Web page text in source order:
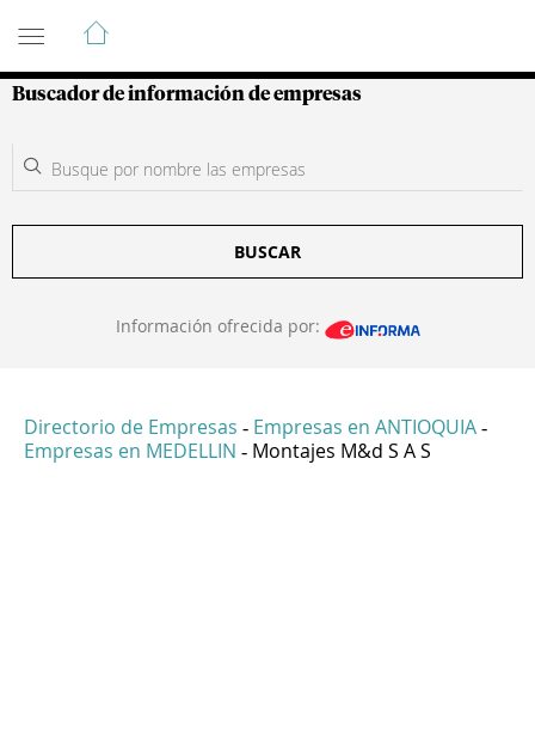
Guía de Empresas Colombianas
Buscador de información de empresas
BUSCAR
Información ofrecida por:
Directorio de Empresas - Empresas en ANTIOQUIA -
Empresas en MEDELLIN - Montajes M&d S A S